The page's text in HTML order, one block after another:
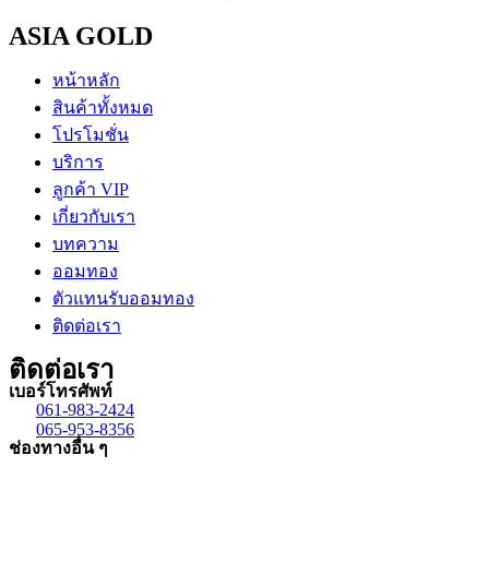
ASIA GOLD
หน้าหลัก
สินค้าทั้งหมด
โปรโมชั่น
บริการ
ลูกค้า VIP
เกี่ยวกับเรา
บทความ
ออมทอง
ตัวแทนรับออมทอง
ติดต่อเรา
ติดต่อเรา
เบอร์โทรศัพท์
061-983-2424
065-953-8356
ช่องทางอื่น ๆ